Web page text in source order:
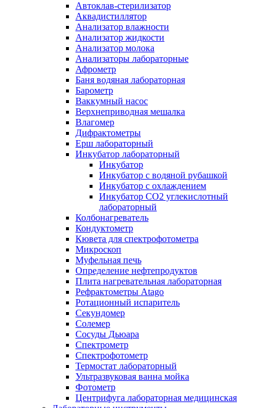
Автоклав-стерилизатор
Аквадистиллятор
Анализатор влажности
Анализатор жидкости
Анализатор молока
Анализаторы лабораторные
Афрометр
Баня водяная лабораторная
Барометр
Ваккумный насос
Верхнеприводная мешалка
Влагомер
Дифрактометры
Ерш лабораторный
Инкубатор лабораторный
Инкубатор
Инкубатор с водяной рубашкой
Инкубатор с охлаждением
Инкубатор СО2 углекислотный
лабораторный
Колбонагреватель
Кондуктометр
Кювета для спектрофотометра
Микроскоп
Муфельная печь
Определение нефтепродуктов
Плита нагревательная лабораторная
Рефрактометры Atago
Ротационный испаритель
Секундомер
Солемер
Сосуды Дьюара
Спектрометр
Спектрофотометр
Термостат лабораторный
Ультразвуковая ванна мойка
Фотометр
Центрифуга лабораторная медицинская